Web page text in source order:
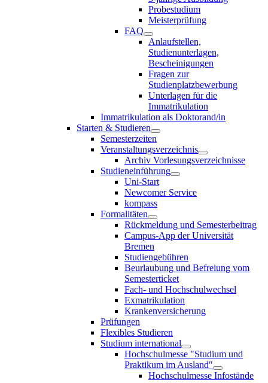
Probestudium
Meisterprüfung
FAQ
Anlaufstellen,
Studienunterlagen,
Bescheinigungen
Fragen zur
Studienplatzbewerbung
Unterlagen für die
Immatrikulation
Immatrikulation als Doktorand/in
Starten & Studieren
Semesterzeiten
Veranstaltungsverzeichnis
Archiv Vorlesungsverzeichnisse
Studieneinführung
Uni-Start
Newcomer Service
kompass
Formalitäten
Rückmeldung und Semesterbeitrag
Campus-App der Universität
Bremen
Studiengebühren
Beurlaubung und Befreiung vom
Semesterticket
Fach- und Hochschulwechsel
Exmatrikulation
Krankenversicherung
Prüfungen
Flexibles Studieren
Studium international
Hochschulmesse "Studium und
Praktikum im Ausland"
Hochschulmesse Infostände